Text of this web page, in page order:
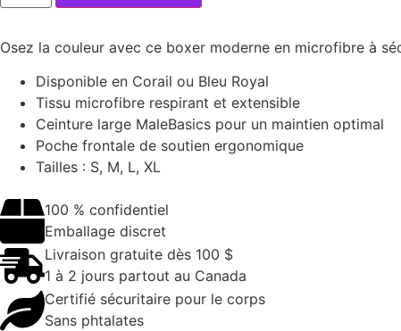
Osez la couleur avec ce boxer moderne en microfibre à
Disponible en Corail ou Bleu Royal
Tissu microfibre respirant et extensible
Ceinture large MaleBasics pour un maintien optimal
Poche frontale de soutien ergonomique
Tailles : S, M, L, XL
100 % confidentiel
Emballage discret
Livraison gratuite dès 100 $
1 à 2 jours partout au Canada
Certifié sécuritaire pour le corps
Sans phtalates